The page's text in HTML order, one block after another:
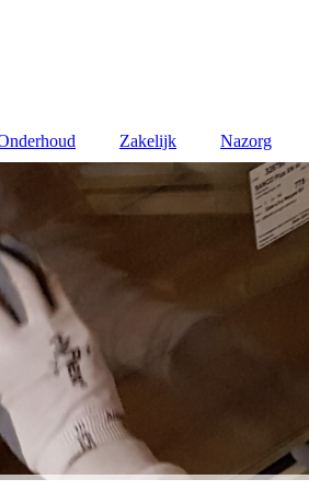
Zakelijk Nazorg